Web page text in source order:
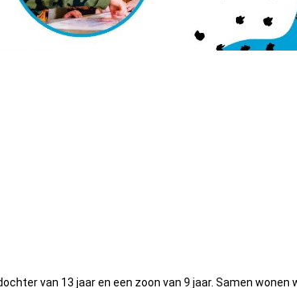
van 13 jaar en een zoon van 9 jaar. Samen wonen